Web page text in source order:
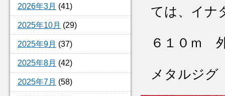
2026年3月 (41)
2025年10月 (29)
2025年9月 (37)
2025年8月 (42)
2025年7月 (58)
ては、イナ
６１０ｍ
メタルジグ